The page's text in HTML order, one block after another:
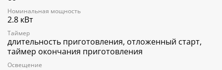
четырёхслойным остеклением для безопасности и
энергоэффективности. Пиролитическая очистка основана
моющих средств. Модель доступна в нержавеющей стали,
матовом чёрном цвете, цвете чёрный декор, цвете
слоновой кости с хромовой или медной отделкой.
Номинальная мощность
2.8 кВт
Таймер
длительность приготовления, отложенный старт,
таймер окончания приготовления
Освещение